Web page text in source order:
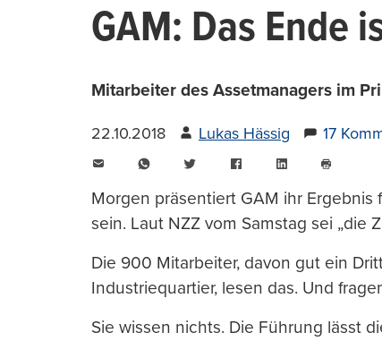
GAM: Das Ende
Mitarbeiter des Assetmanagers im
22.10.2018 Lukas Hässig 17
WhatsAppTwitter FacebookLinkedIn
drucken
Morgen präsentiert GAM ihr Ergebnis
sein. Laut NZZ vom Samstag sei „die
Die 900 Mitarbeiter, davon gut ein
Industriequartier, lesen das. Und
Sie wissen nichts. Die Führung lässt